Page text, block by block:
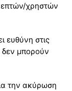
χρηστών
ευθύνη στις
δεν μπορούν
την ακύρωση